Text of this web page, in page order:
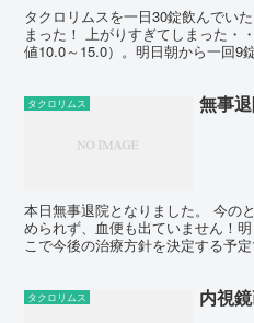
タクロリムスを一日30錠飲んでい
まった！ 上がりすぎてしまった・
値10.0～15.0）。明日朝から一回9
タクロリムス 無事
本日無事退院となりました。 今の
められず、血便も出ていません！
こで今後の治療方針を決定する予
とかもなく、極めて落ち着いてい
タクロリムス 内視